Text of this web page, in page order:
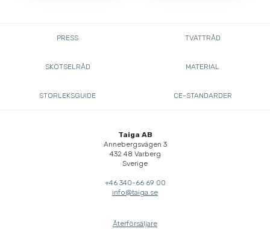
PRESS TVÄTTRÅD
SKÖTSELRÅD MATERIAL
STORLEKSGUIDE CE-STANDARDER
Taiga AB
Annebergsvägen 3
432 48 Varberg
Sverige
+46 340-66 69 00
info@taiga.se
Återförsäljare